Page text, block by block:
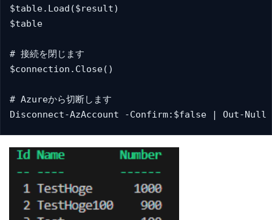
$table.Load($result)
$table
# 接続を閉じます
$connection.Close()
# Azureから切断します
Disconnect-AzAccount -Confirm:$false | Out-Null